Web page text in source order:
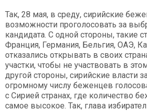
Так, 28 мая, в среду, сирийские
возможности проголосовать за
кандидата. С одной стороны, такие
Франция, Германия, Бельгия, ОАЭ,
отказались открывать в своих
участки, чтобы не участвовать в
другой стороны, сирийские власти
огромному числу беженцев
с Сирией странах, где количество
самое высокое. Так, глава